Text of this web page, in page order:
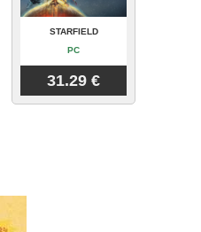
STARFIELD
PC
31.29 €